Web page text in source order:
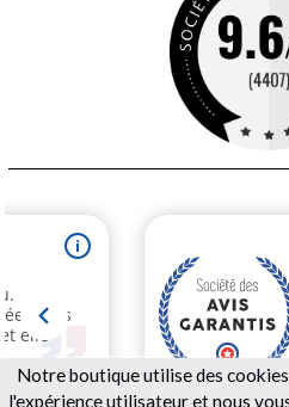
Notreboutique utilise des
l'expérience utilisateur et nous